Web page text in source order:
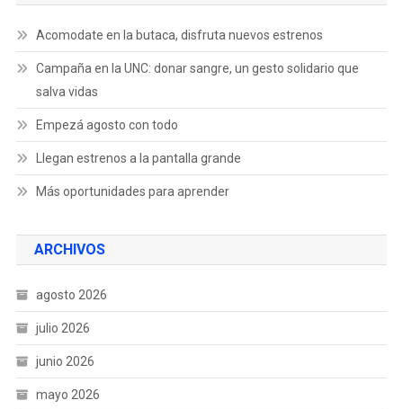
Acomodate en la butaca, disfruta nuevos estrenos
Campaña en la UNC: donar sangre, un gesto solidario que
salva vidas
Empezá agosto con todo
Llegan estrenos a la pantalla grande
Más oportunidades para aprender
ARCHIVOS
agosto 2026
julio 2026
junio 2026
mayo 2026